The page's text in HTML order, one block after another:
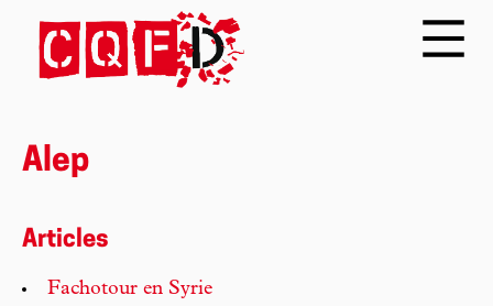
Alep
Articles
Fachotour en Syrie